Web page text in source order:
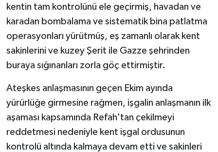
kentin tam kontrolünü ele geçirmiş, havadan ve
karadan bombalama ve sistematik bina patlatma
operasyonları yürütmüş, eş zamanlı olarak kent
sakinlerini ve kuzey Şerit ile Gazze şehrinden
buraya sığınanları zorla göç ettirmiştir.
Ateşkes anlaşmasının geçen Ekim ayında
yürürlüğe girmesine rağmen, işgalin anlaşmanın ilk
aşaması kapsamında Refah'tan çekilmeyi
reddetmesi nedeniyle kent işgal ordusunun
kontrolü altında kalmaya devam etti ve sakinleri